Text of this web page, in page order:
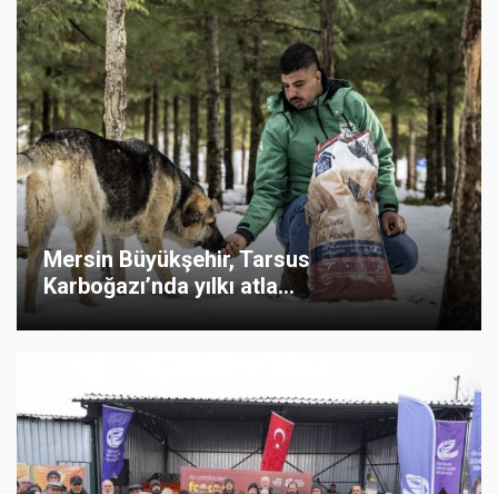
Mersin Büyükşehir, Tarsus
Karboğazı’nda yılkı atla...